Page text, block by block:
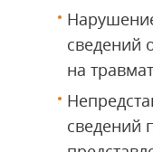
сведений
на
сведений